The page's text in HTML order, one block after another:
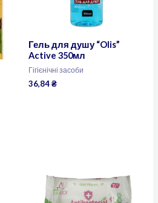
Гель для душу “Olis”
Active 350мл
Гігієнічні засоби
36,84₴